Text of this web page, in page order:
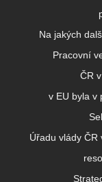
Na jakých
Pracovní
ČR
v EU byla v
Úřadu vlády ČR